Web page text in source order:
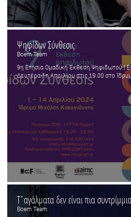
Ψηφίδων Σύνθεσις
Boem Team
9η Ετήσια Ομαδική Έκθεση Ψηφιδωτού |
Δευτέρα 1η Απριλίου στις 19.00 στο
Τ΄αγάλματα δεν είναι πια
Boem Team